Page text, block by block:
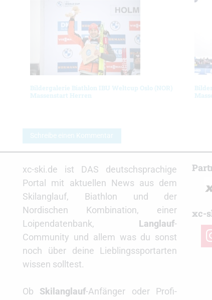
Bildergalerie Biathlon IBU Weltcup Oslo (NOR)
Massenstart Herren
Schreibe einen Kommentar
xc-ski.de ist DAS deutschsprachige
Portal mit aktuellen News aus dem
Skilanglauf, Biathlon und der
Nordischen Kombination, einer
Loipendatenbank, Langlauf-
Community und allem was du sonst
noch über deine Lieblingssportarten
wissen solltest.
Ob Skilanglauf-Anfänger oder Profi-
xc-